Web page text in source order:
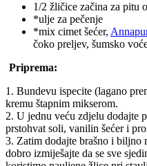
1/2 žličice začina za pitu
*ulje za pečenje
*mix cimet šećer,
čoko preljev, šumsko
Priprema:
1. Bundevu ispecite (lagano
kremu štapnim mikserom.
2. U jednu veću zdjelu dodajte
prstohvat soli, vanilin šećer i
3. Zatim dodajte brašno i
dobro izmiješajte da se sve